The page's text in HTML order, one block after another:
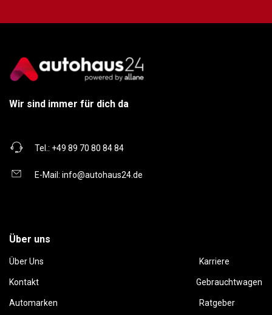
Wir sind immer für dich da
Tel.: +49 89 70 80 84 84
E-Mail: info@autohaus24.de
Über uns
Über Uns Karriere
Kontakt Gebrauchtwagen
Automarken Ratgeber